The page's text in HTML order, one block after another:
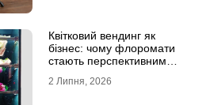
Квітковий вендинг як
бізнес: чому флоромати
стають перспективним
2 Липня, 2026